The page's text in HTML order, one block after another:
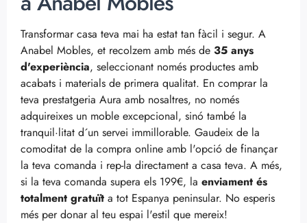
Transformar casa teva mai ha estat tan fàcil i segur. A
Anabel Mobles, et recolzem amb més de 35 anys
d'experiència, seleccionant només productes amb
acabats i materials de primera qualitat. En comprar la
teva prestatgeria Aura amb nosaltres, no només
adquireixes un moble excepcional, sinó també la
tranquil·litat d´un servei immillorable. Gaudeix de la
comoditat de la compra online amb l'opció de finançar
la teva comanda i rep-la directament a casa teva. A més,
si la teva comanda supera els 199€, la enviament és
totalment gratuït a tot Espanya peninsular. No esperis
més per donar al teu espai l'estil que mereix!